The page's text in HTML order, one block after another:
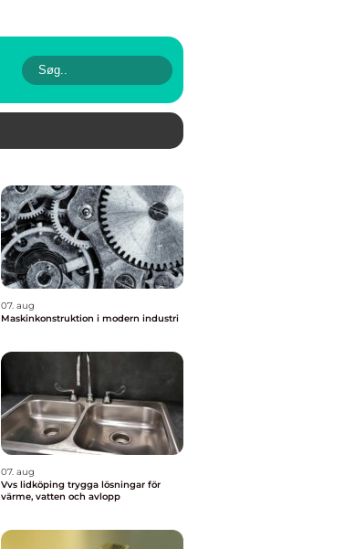
07. aug
Maskinkonstruktion i modern industri
07. aug
Vvs lidköping trygga lösningar för
värme, vatten och avlopp